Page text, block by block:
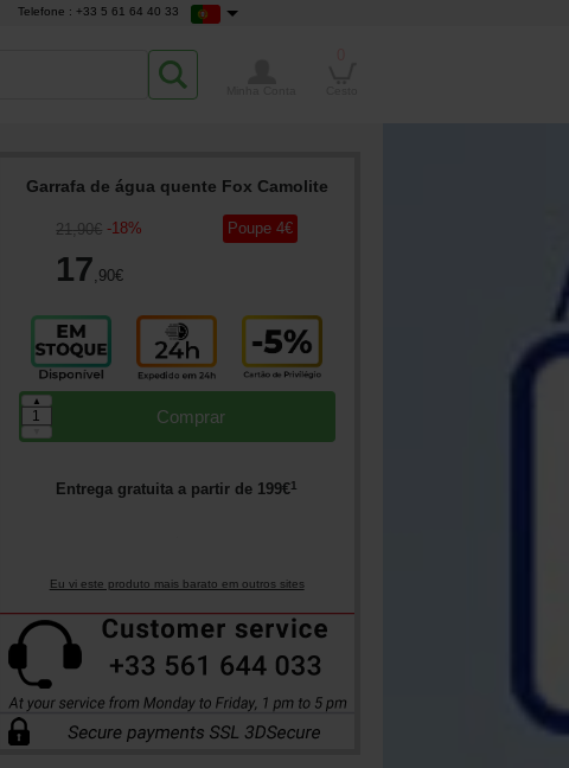
Telefone : +33 5 61 64 40 33
Garrafa de água quente Fox Camolite
21,90€ -18%
17,90€
Poupe 4€
Comprar
▲
Entrega gratuita a partir de 199€1
Eu vi este produto mais barato em outros sites